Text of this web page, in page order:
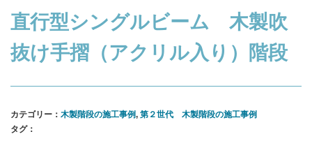
直行型シングルビーム 木製吹
抜け手摺（アクリル入り）階段
カテゴリー： 木製階段の施工事例, 第２世代 木製階段の施工事例
タグ：